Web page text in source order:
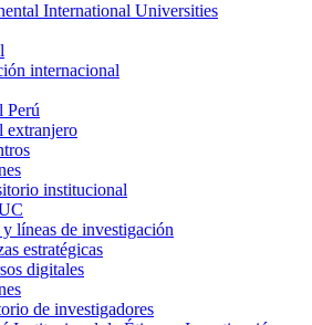
International Universities
internacional
Perú
extranjero
institucional
y líneas de investigación
estratégicas
digitales
de investigadores